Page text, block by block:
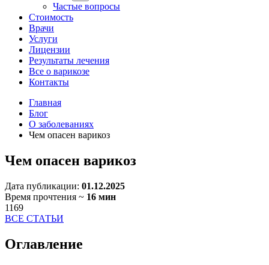
Частые вопросы
Стоимость
Врачи
Услуги
Лицензии
Результаты лечения
Все о варикозе
Контакты
Главная
Блог
О заболеваниях
Чем опасен варикоз
Чем опасен варикоз
Дата публикации: 01.12.2025
Время прочтения ~ 16 мин
1169
ВСЕ СТАТЬИ
Оглавление